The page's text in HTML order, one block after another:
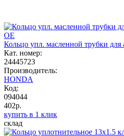
Кольцо упл. масленной трубки
Кат. номер:
24445723
Производитель:
HONDA
Код:
094044
402р.
купить в 1 клик
склад